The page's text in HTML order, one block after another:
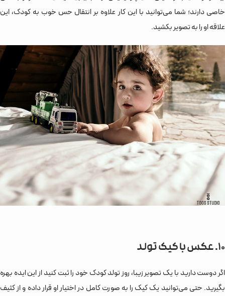
خاصی دارند؛ شما می‌توانید با این کار علاوه بر انتقال حس خوب به کودک، این
علاقه او را به تصویر بکشید.
10. عکس با کیک تولد
اگر دوست دارید با یک تصویر زیبا، روز تولد کودک خود را ثبت کنید از این ایده بهره
بگیرید. حتی می‌توانید یک کیک را به صورت کامل در اختیار او قرار داده و از کثیف